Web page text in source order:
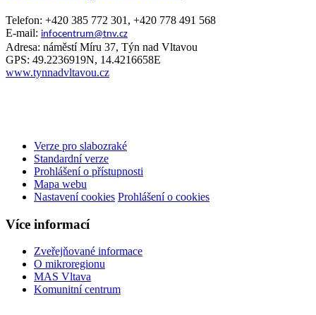
Telefon: +420 385 772 301, +420 778 491 568
E-mail: infocentrum@tnv.cz
Adresa: náměstí Míru 37, Týn nad Vltavou
GPS: 49.2236919N, 14.4216658E
www.tynnadvltavou.cz
Verze pro slabozraké
Standardní verze
Prohlášení o přístupnosti
Mapa webu
Nastavení cookies Prohlášení o cookies
Více informací
Zveřejňované informace
O mikroregionu
MAS Vltava
Komunitní centrum